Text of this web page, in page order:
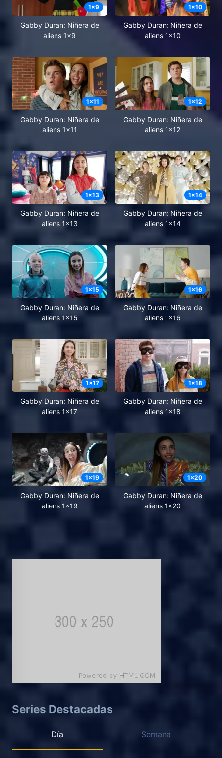
1x9
Gabby Duran: Niñera de
aliens 1x9
1x10
Gabby Duran: Niñera de
aliens 1x10
1x11
Gabby Duran: Niñera de
aliens 1x11
1x12
Gabby Duran: Niñera de
aliens 1x12
1x13
Gabby Duran: Niñera de
aliens 1x13
1x14
Gabby Duran: Niñera de
aliens 1x14
1x15
Gabby Duran: Niñera de
aliens 1x15
1x16
Gabby Duran: Niñera de
aliens 1x16
1x17
Gabby Duran: Niñera de
aliens 1x17
1x18
Gabby Duran: Niñera de
aliens 1x18
1x19
Gabby Duran: Niñera de
aliens 1x19
1x20
Gabby Duran: Niñera de
aliens 1x20
Series Destacadas
Día Semana